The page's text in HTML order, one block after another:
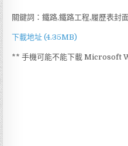
關鍵詞：鐵路,鐵路工程,履歷表封
下載地址 (4.35MB)
** 手機可能不能下載 Microsoft